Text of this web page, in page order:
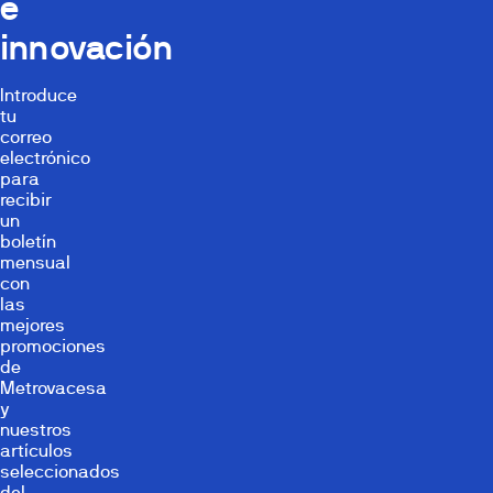
innovación
Introduce
tu
correo
electrónico
para
recibir
un
boletín
mensual
con
las
mejores
promociones
de
Metrovacesa
y
nuestros
artículos
seleccionados